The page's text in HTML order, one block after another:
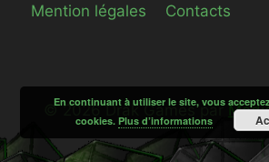
Mention légales Contacts
© 2026 Drak Games par
En continuant à utiliser le site, vous
cookies.Plus d’informations